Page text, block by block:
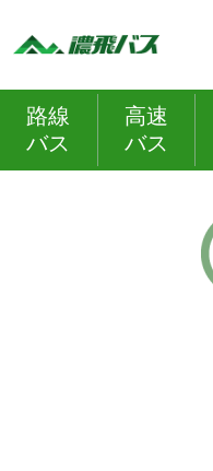
路線
バス
高速
バス